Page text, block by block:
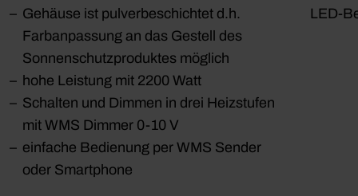
Gehäuse ist pulverbeschichtet d.h.
Farbanpassung an das Gestell des
Sonnenschutzproduktes möglich
hohe Leistung mit 2200 Watt
Schalten und Dimmen in drei Heizstufen
mit WMS Dimmer 0-10 V
einfache Bedienung per WMS Sender
oder Smartphone
LED-